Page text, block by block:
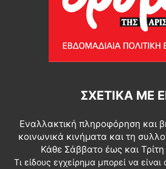
ΣΧΕΤΙΚΆ ΜΕ
Εναλλακτική πληροφόρηση και
κοινωνικά κινήματα και τη
Κάθε Σάββατο έως και
Τι είδους εγχείρημα μπορεί να